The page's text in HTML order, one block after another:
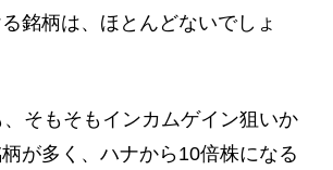
銘柄は、ほとんどないでしょ
そもそもインカムゲイン狙いか
が多く、ハナから10倍株になる